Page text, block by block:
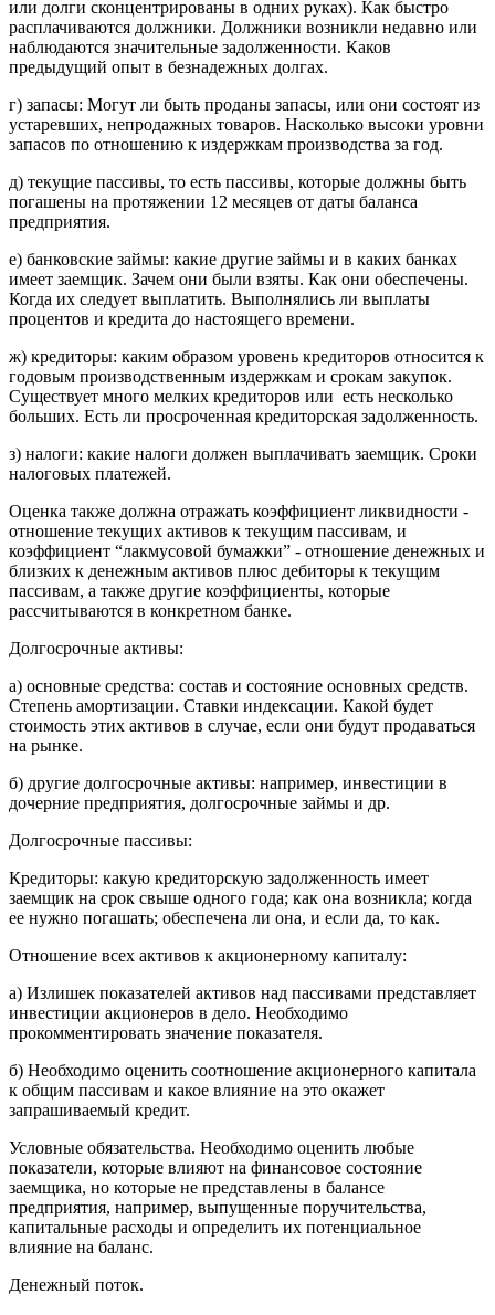
или долги сконцентрированы в одних руках). Как быстро
расплачиваются должники. Должники возникли недавно или
наблюдаются значительные задолженности. Каков
предыдущий опыт в безнадежных долгах.
г) запасы: Могут ли быть проданы запасы, или они состоят из
устаревших, непродажных товаров. Насколько высоки уровни
запасов по отношению к издержкам производства за год.
д) текущие пассивы, то есть пассивы, которые должны быть
погашены на протяжении 12 месяцев от даты баланса
предприятия.
е) банковские займы: какие другие займы и в каких банках
имеет заемщик. Зачем они были взяты. Как они обеспечены.
Когда их следует выплатить. Выполнялись ли выплаты
процентов и кредита до настоящего времени.
ж) кредиторы: каким образом уровень кредиторов относится к
годовым производственным издержкам и срокам закупок.
Существует много мелких кредиторов или есть несколько
больших. Есть ли просроченная кредиторская задолженность.
з) налоги: какие налоги должен выплачивать заемщик. Сроки
налоговых платежей.
Оценка также должна отражать коэффициент ликвидности -
отношение текущих активов к текущим пассивам, и
коэффициент “лакмусовой бумажки” - отношение денежных и
близких к денежным активов плюс дебиторы к текущим
пассивам, а также другие коэффициенты, которые
рассчитываются в конкретном банке.
Долгосрочные активы:
а) основные средства: состав и состояние основных средств.
Степень амортизации. Ставки индексации. Какой будет
стоимость этих активов в случае, если они будут продаваться
на рынке.
б) другие долгосрочные активы: например, инвестиции в
дочерние предприятия, долгосрочные займы и др.
Долгосрочные пассивы:
Кредиторы: какую кредиторскую задолженность имеет
заемщик на срок свыше одного года; как она возникла; когда
ее нужно погашать; обеспечена ли она, и если да, то как.
Отношение всех активов к акционерному капиталу:
а) Излишек показателей активов над пассивами представляет
инвестиции акционеров в дело. Необходимо
прокомментировать значение показателя.
б) Необходимо оценить соотношение акционерного капитала
к общим пассивам и какое влияние на это окажет
запрашиваемый кредит.
Условные обязательства. Необходимо оценить любые
показатели, которые влияют на финансовое состояние
заемщика, но которые не представлены в балансе
предприятия, например, выпущенные поручительства,
капитальные расходы и определить их потенциальное
влияние на баланс.
Денежный поток.